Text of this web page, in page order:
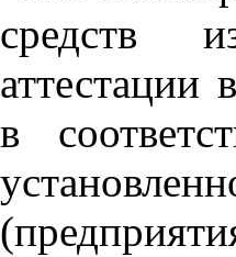
средств
аттестации
в